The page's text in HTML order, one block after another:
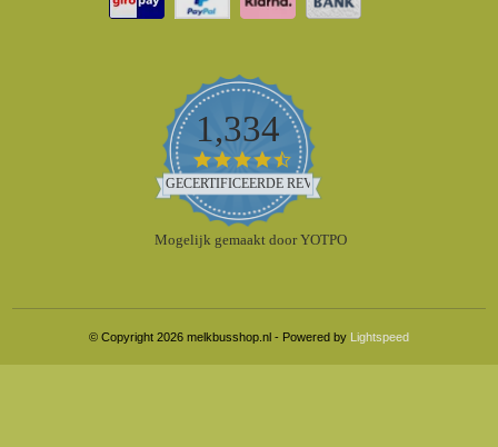
1,334
4.5
star
rating
GECERTIFICEERDE REVIEWS
Mogelijk gemaakt door YOTPO
© Copyright 2026 melkbusshop.nl - Powered by Lightspeed